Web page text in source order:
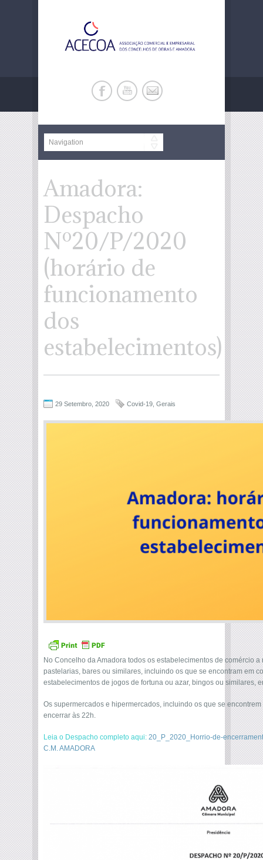
Amadora:
Despacho
Nº20/P/2020
(horário de
funcionamento
dos
estabelecimentos)
29 Setembro, 2020 Covid-19 Gerais
No Concelho da Amadora todos os estabelecimentos de comércio
pastelarias, bares ou similares, incluindo os que se encontram em
estabelecimentos de jogos de fortuna ou azar, bingos ou similares,
Os supermercados e hipermercados, incluindo os que se
encerrar às 22h.
Leia o Despacho completo aqui: 20_P_2020_Horrio-de-
C.M. AMADORA